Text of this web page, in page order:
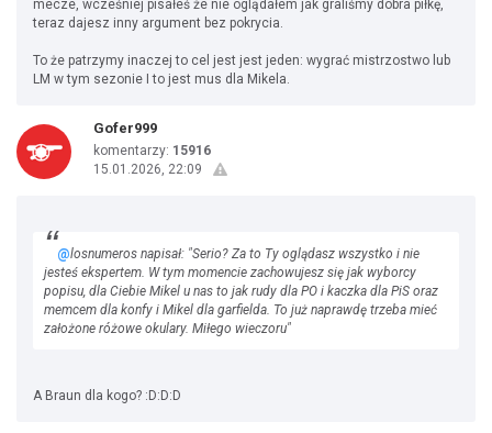
mecze, wcześniej pisałeś że nie oglądałem jak graliśmy dobra piłkę,
teraz dajesz inny argument bez pokrycia.
To że patrzymy inaczej to cel jest jest jeden: wygrać mistrzostwo lub
LM w tym sezonie I to jest mus dla Mikela.
Gofer999
komentarzy: 15916
15.01.2026, 22:09
@losnumeros napisał: "Serio? Za to Ty oglądasz wszystko i nie
jesteś ekspertem. W tym momencie zachowujesz się jak wyborcy
popisu, dla Ciebie Mikel u nas to jak rudy dla PO i kaczka dla PiS oraz
memcem dla konfy i Mikel dla garfielda. To już naprawdę trzeba mieć
założone różowe okulary. Miłego wieczoru"
A Braun dla kogo? :D:D:D